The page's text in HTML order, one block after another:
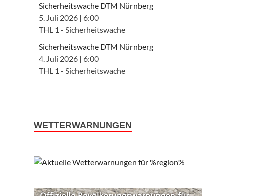
Sicherheitswache DTM Nürnberg
5. Juli 2026 | 6:00
THL 1 - Sicherheitswache
Sicherheitswache DTM Nürnberg
4. Juli 2026 | 6:00
THL 1 - Sicherheitswache
WETTERWARNUNGEN